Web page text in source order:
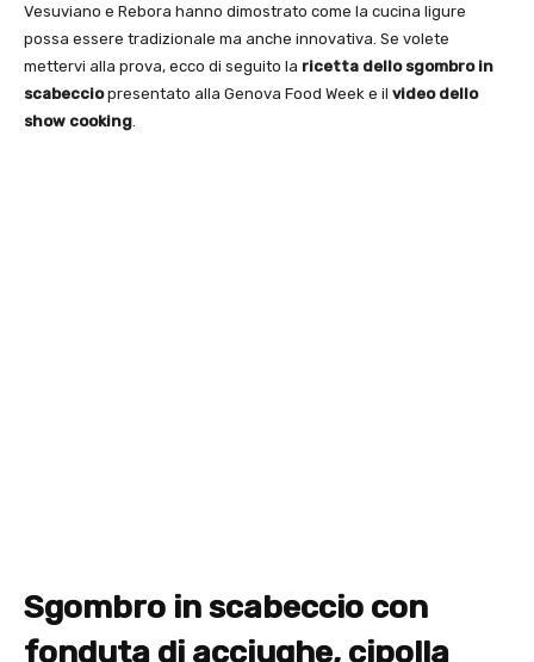
Vesuviano e Rebora hanno dimostrato come la cucina ligure
possa essere tradizionale ma anche innovativa. Se volete
mettervi alla prova, ecco di seguito la ricetta dello sgombro in
scabecciopresentato alla Genova Food Week e il video dello
show cooking
Sgombro in scabeccio con
fonduta di acciughe, cipolla